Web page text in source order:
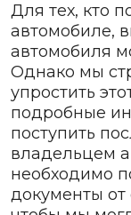
Для тех, кто
автомобиле,
автомобиля
Однако мы
упростить
подробные
поступить
владельцем
необходимо
документы от